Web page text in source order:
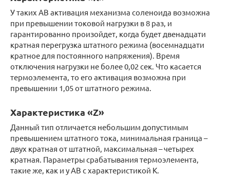
У таких АВ активация механизма соленоида возможна
при превышении токовой нагрузки в 8 раз, и
гарантированно произойдет, когда будет двенадцати
кратная перегрузка штатного режима (восемнадцати
кратное для постоянного напряжения). Время
отключения нагрузки не более 0,02 сек. Что касается
термоэлемента, то его активация возможна при
превышении 1,05 от штатного режима.
Характеристика «Z»
Данный тип отличается небольшим допустимым
превышением штатного тока, минимальная граница –
двух кратная от штатной, максимальная – четырех
кратная. Параметры срабатывания термоэлемента,
такие же, как и у АВ с характеристикой К.